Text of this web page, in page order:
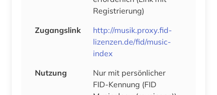
Registrierung)
Zugangslink
http://musik.proxy.fid-
lizenzen.de/fid/music-
index
Nutzung
Nur mit persönlicher
FID-Kennung (FID